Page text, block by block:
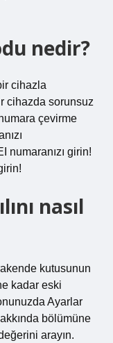
nedir?
cihazla
cihazda sorunsuz
çevirme
numaranızı girin!
nasıl
kutusunun
kadar eski
Ayarlar
bölümüne
arayın.